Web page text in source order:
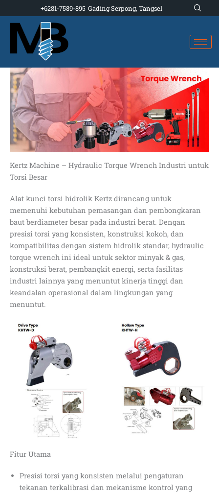
to
content
+6281-7589-895 Gading Serpong, Tangsel
Kertz Machine – Hydraulic Torque Wrench Industri untuk
Torsi Besar
Alat kunci torsi hidrolik Kertz dirancang untuk
memenuhi kebutuhan pemasangan dan pembongkaran
baut berdiameter besar pada industri berat. Dengan
presisi torsi yang konsisten, konstruksi kokoh, dan
kompatibilitas dengan sistem hidrolik standar, hydraulic
torque wrench ini ideal untuk sektor minyak & gas,
konstruksi berat, pembangkit energi, serta fasilitas
industri lainnya yang menuntut kinerja tinggi dan
keandalan operasional dalam lingkungan yang
menuntut.
Fitur Utama
Presisi torsi yang konsisten melalui pengaturan
tekanan terkalibrasi dan mekanisme kontrol yang